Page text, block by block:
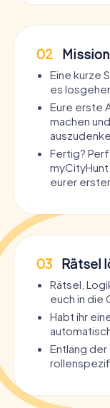
02
Eine kurze
es
Eure erste
machen
Fertig?
eurer
03 Rätsel
Rätsel,
euch in die
Habt ihr
Entlang